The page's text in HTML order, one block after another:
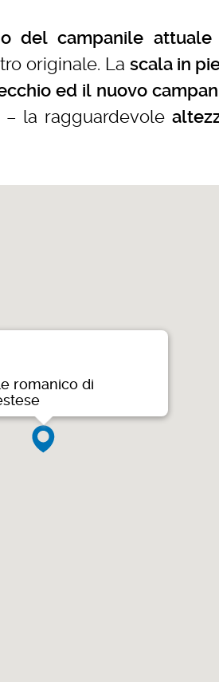
del campanile attuale
originale. La scala in
ed il nuovo
la ragguardevole
romanico di